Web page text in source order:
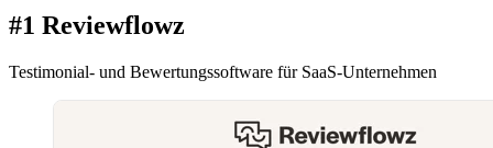
#1 Reviewflowz
Testimonial- und Bewertungssoftware für SaaS-Unternehmen